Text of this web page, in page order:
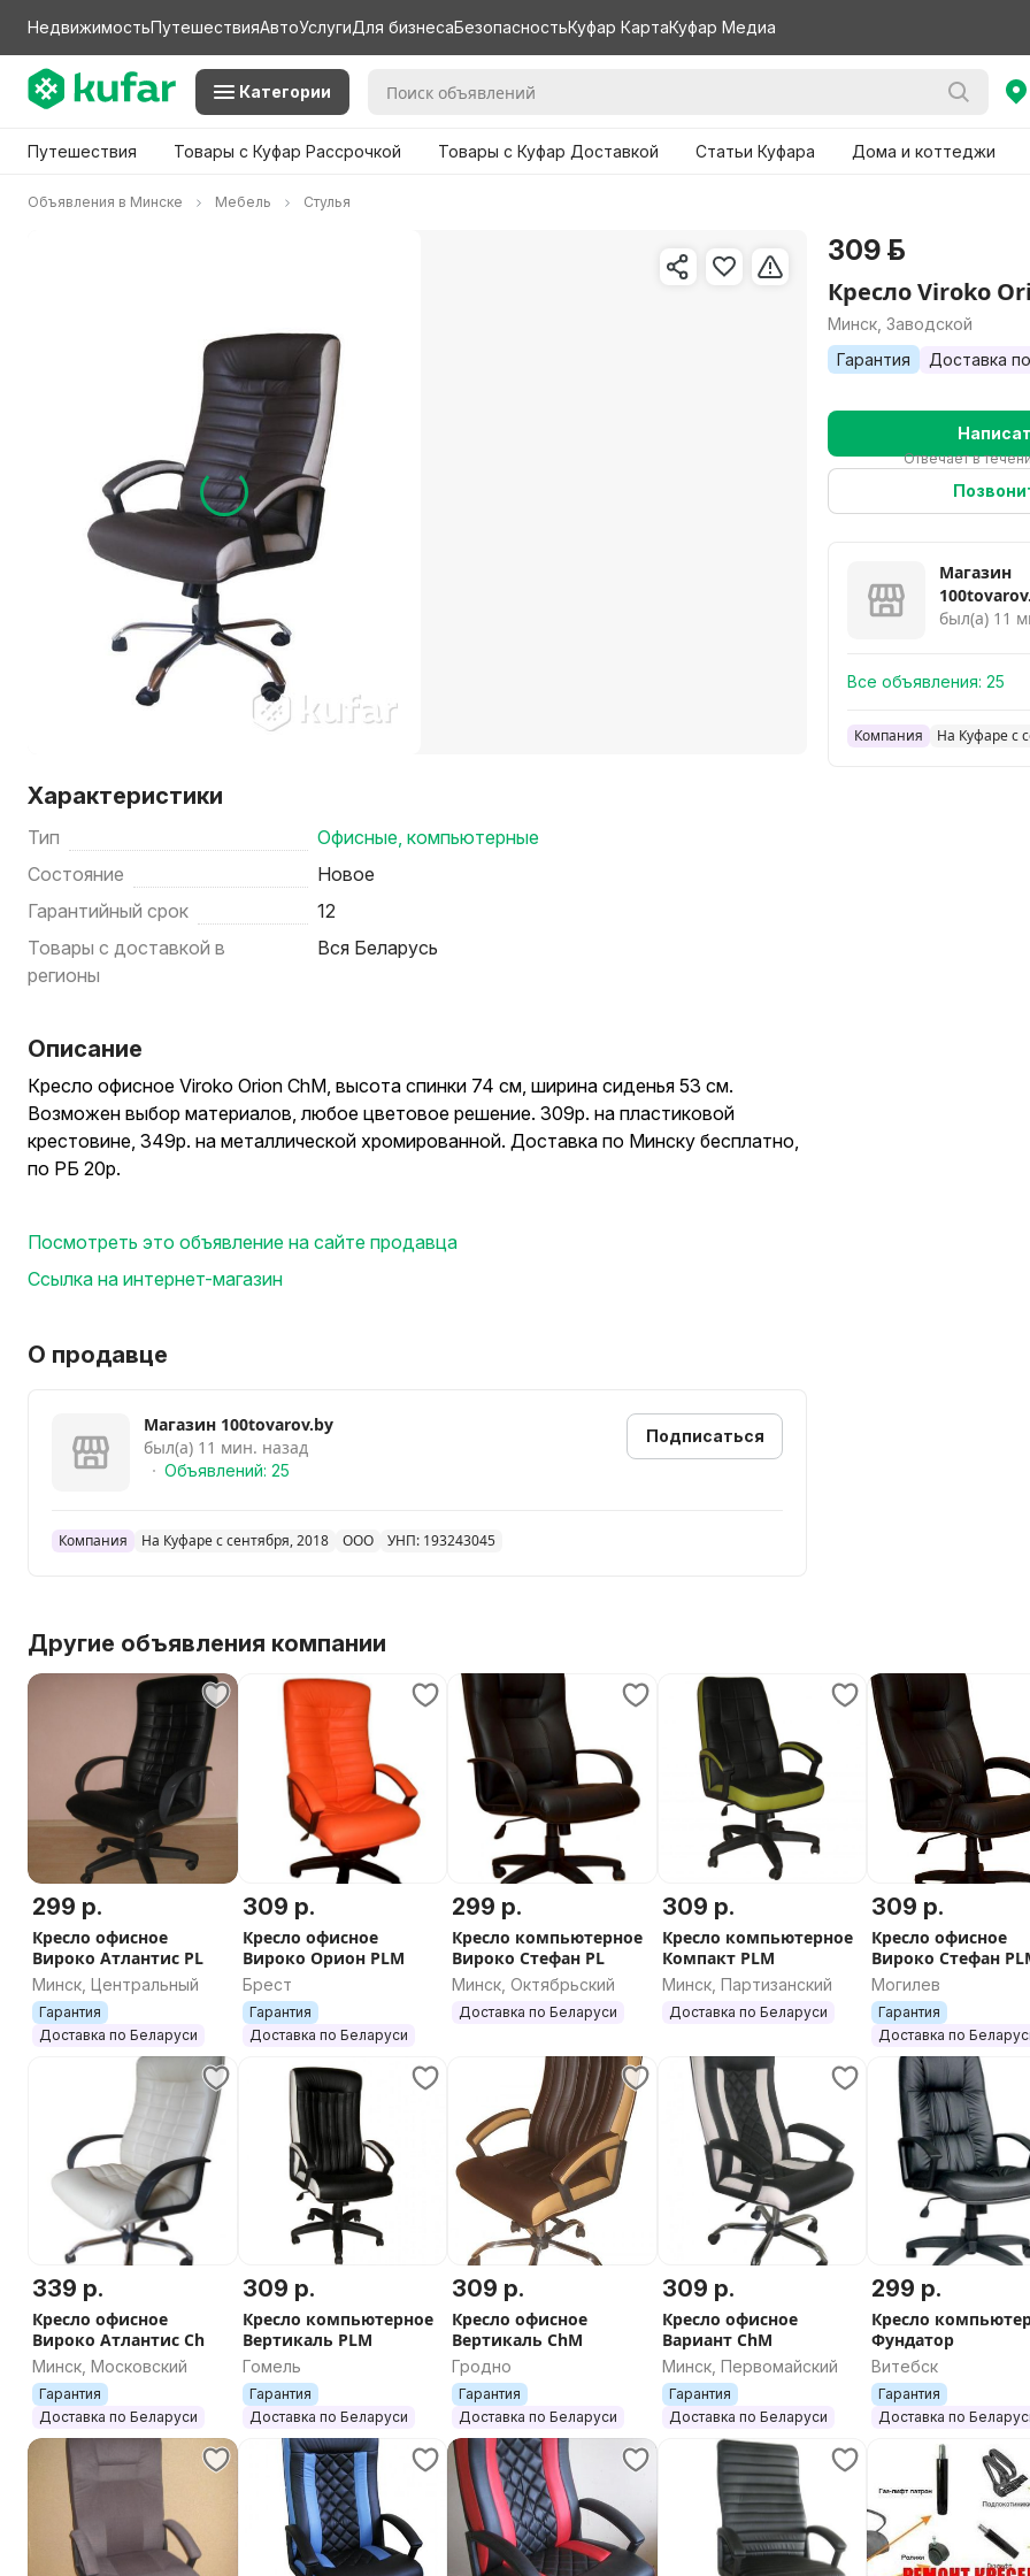
НедвижимостьПутешествияАвтоУслугиДля бизнесаБезопасностьКуфар КартаКуфар Медиа
Категории
Путешествия Товары с Куфар Рассрочкой Товары с Куфар Доставкой Статьи Куфара Дома и коттеджи
Объявления в Минске Мебель Стулья
Характеристики
Тип
Офисные, компьютерные
Состояние
Новое
Гарантийный срок
12
Товары с доставкой в
регионы
Вся Беларусь
Описание
Кресло офисное Viroko Orion ChM, высота спинки 74 см, ширина сиденья 53 см.
Возможен выбор материалов, любое цветовое решение. 309р. на пластиковой
крестовине, 349р. на металлической хромированной. Доставка по Минску бесплатно,
по РБ 20р.
Посмотреть это объявление на сайте продавца
Ссылка на интернет-магазин
О продавце
Магазин 100tovarov.by
был(а) 11 мин. назад
Объявлений: 25
Подписаться
Компания На Куфаре с сентября, 2018 ООО УНП: 193243045
Другие объявления компании
299 р.
Кресло офисное
Вироко Атлантис PL
Минск, Центральный
Гарантия
Доставка по Беларуси
309 р.
Кресло офисное
Вироко Орион PLM
Брест
Гарантия
Доставка по Беларуси
299 р.
Кресло компьютерное
Вироко Стефан PL
Минск, Октябрьский
Доставка по Беларуси
309 р.
Кресло компьютерное
Компакт PLM
Минск, Партизанский
Доставка по Беларуси
309 р.
Кресло офисное
Вироко Стефан
Могилев
Гарантия
Доставка по
339 р.
Кресло офисное
Вироко Атлантис Ch
Минск, Московский
Гарантия
Доставка по Беларуси
309 р.
Кресло компьютерное
Вертикаль PLM
Гомель
Гарантия
Доставка по Беларуси
309 р.
Кресло офисное
Вертикаль ChM
Гродно
Гарантия
Доставка по Беларуси
309 р.
Кресло офисное
Вариант ChM
Минск, Первомайский
Гарантия
Доставка по Беларуси
299 р.
Кресло
Фундатор
Витебск
Гарантия
Доставка по
309 р.
Кресло Viroko
Минск, Заводской
Гарантия
Доставка
Отвечает в
Магазин
был(а) 11
Все объявления: 25
Компания На Куфаре с